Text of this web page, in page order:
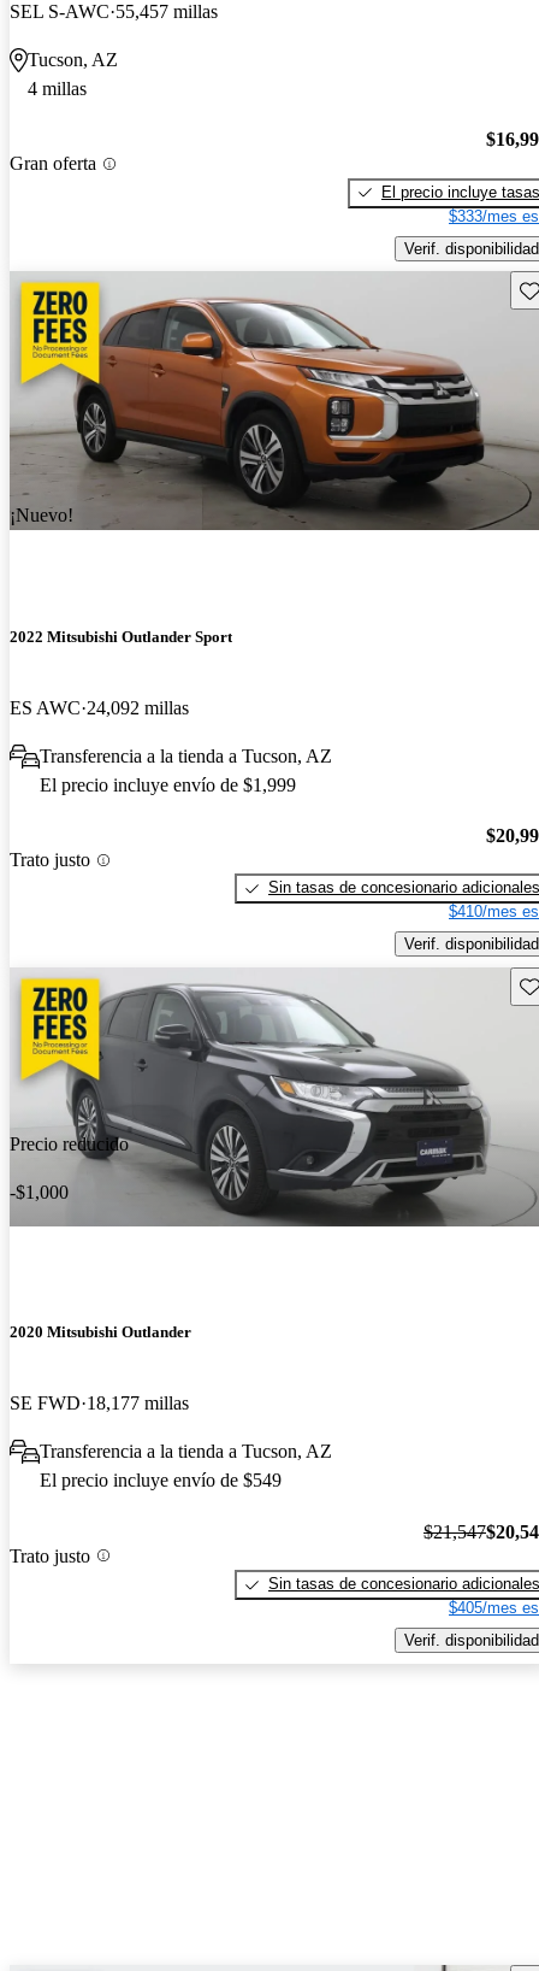
SEL S-AWC 55,457 millas
Tucson, AZ
4 millas
Gran oferta
El precio incluye tasas
$333/mes
Verif. disponibilidad
¡Nuevo!
2022 Mitsubishi Outlander Sport
ES AWC 24,092 millas
Transferencia a la tienda a Tucson, AZ
El precio incluye envío de $1,999
Trato justo
Sin tasas de concesionario adicionales
$410/mes
Verif. disponibilidad
Precio reducido
-$1,000
2020 Mitsubishi Outlander
SE FWD 18,177 millas
Transferencia a la tienda a Tucson, AZ
El precio incluye envío de $549
Trato justo
$21,547
Sin tasas de concesionario adicionales
$405/mes
Verif. disponibilidad